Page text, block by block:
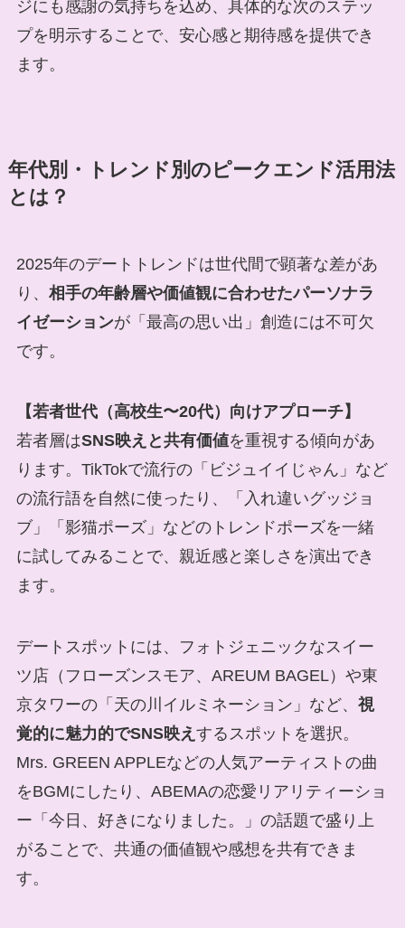
ジにも感謝の気持ちを込め、具体的な次のステッ
プを明示することで、安心感と期待感を提供でき
ます。
年代別・トレンド別のピークエンド活用法
とは？
2025年のデートトレンドは世代間で顕著な差があ
り、 相手の年齢層や価値観に合わせたパーソナラ
イゼーションが「最高の思い出」創造には不可欠
です。
【若者世代（高校生〜20代）向けアプローチ】
若者層はSNS映えと共有価値を重視する傾向があ
ります。TikTokで流行の「ビジュイイじゃん」など
の流行語を自然に使ったり、「入れ違いグッジョ
ブ」「影猫ポーズ」などのトレンドポーズを一緒
に試してみることで、親近感と楽しさを演出でき
ます。
デートスポットには、フォトジェニックなスイー
ツ店（フローズンスモア、AREUM BAGEL）や東
京タワーの「天の川イルミネーション」など、 視
覚的に魅力的でSNS映え するスポットを選択。
Mrs. GREEN APPLEなどの人気アーティストの曲
をBGMにしたり、ABEMAの恋愛リアリティーショ
ー「今日、好きになりました。」の話題で盛り上
がることで、共通の価値観や感想を共有できま
す。